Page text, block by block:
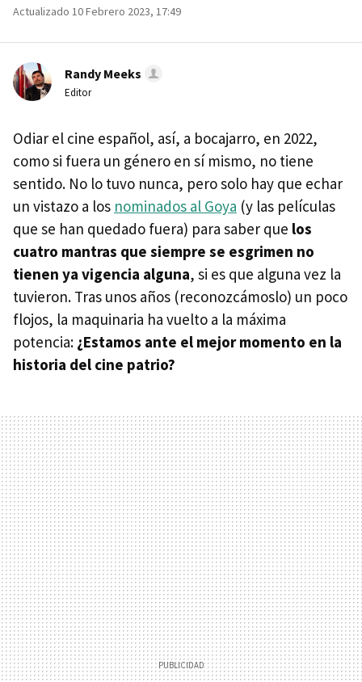
Actualizado 10 Febrero 2023, 17:49
Randy Meeks
Editor
Odiar el cine español, así, a bocajarro, en 2022,
como si fuera un género en sí mismo, no tiene
sentido. No lo tuvo nunca, pero solo hay que echar
un vistazo a los nominados al Goya (y las películas
que se han quedado fuera) para saber que los
cuatro mantras que siempre se esgrimen no
tienen ya vigencia alguna, si es que alguna vez la
tuvieron. Tras unos años (reconozcámoslo) un poco
flojos, la maquinaria ha vuelto a la máxima
potencia: ¿Estamos ante el mejor momento en la
historia del cine patrio?